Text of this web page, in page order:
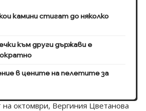
камини стигат до няколко
към други държави е
в цените на пелетите за
на октомври, Вергиния Цветанова